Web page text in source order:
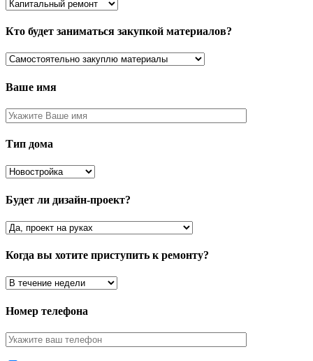
Кто будет заниматься закупкой материалов?
Ваше имя
Тип дома
Будет ли дизайн-проект?
Когда вы хотите приступить к ремонту?
Номер телефона